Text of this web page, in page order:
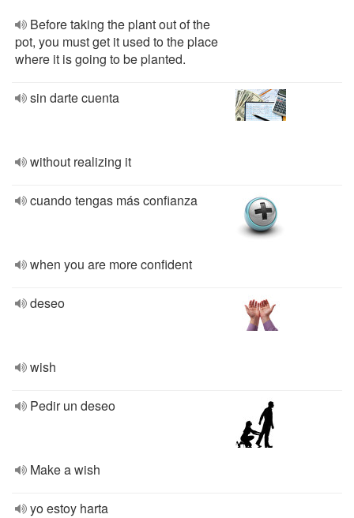
Before taking the plant out of the
pot, you must get it used to the place
where it is going to be planted.
sin darte cuenta
without realizing it
cuando tengas más confianza
when you are more confident
deseo
wish
Pedir un deseo
Make a wish
yo estoy harta